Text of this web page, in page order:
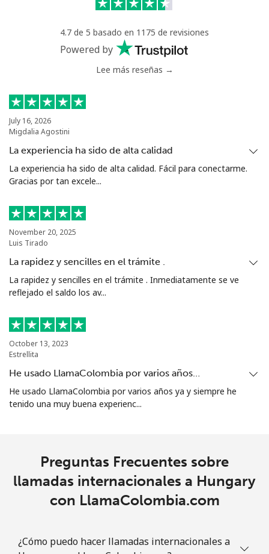
4.7 de 5 basado en 1175 de revisiones
Powered by
Lee más reseñas →
July 16, 2026
Migdalia Agostini
La experiencia ha sido de alta calidad
La experiencia ha sido de alta calidad. Fácil para conectarme.
Gracias por tan excele...
November 20, 2025
Luis Tirado
La rapidez y sencilles en el trámite .
La rapidez y sencilles en el trámite . Inmediatamente se ve
reflejado el saldo los av...
October 13, 2023
Estrellita
He usado LlamaColombia por varios años…
He usado LlamaColombia por varios años ya y siempre he
tenido una muy buena experienc...
Preguntas Frecuentes sobre
llamadas internacionales a Hungary
con LlamaColombia.com
¿Cómo puedo hacer llamadas internacionales a